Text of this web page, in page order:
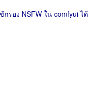
รอง NSFW ใน comfyui ได้